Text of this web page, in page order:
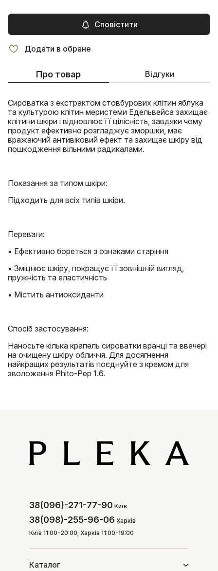
Сповістити
Додати в обране
Про товар Відгуки
Сироватка з екстрактом стовбурових клітин яблука
та культурою клітин меристеми Едельвейса захищає
клітини шкіри і відновлює її цілісність, завдяки чому
продукт ефективно розгладжує зморшки, має
вражаючий антивіковий ефект та захищає шкіру від
пошкодження вільними радикалами.
Показання за типом шкіри:
Підходить для всіх типів шкіри.
Переваги:
• Ефективно бореться з ознаками старіння
• Зміцнює шкіру, покращує її зовнішній вигляд,
пружність та еластичність
• Містить антиоксиданти
Спосіб застосування:
Наносьте кілька крапель сироватки вранці та ввечері
на очищену шкіру обличчя. Для досягнення
найкращих результатів поєднуйте з кремом для
зволоження Phito-Pep 1.6.
38(096)-271-77-90 Київ
38(098)-255-96-06 Харків
Київ 11:00-20:00; Харків 11:00-19:00
Каталог